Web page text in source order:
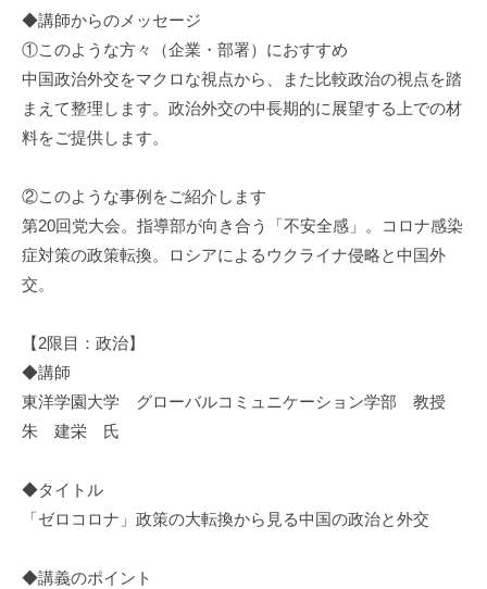
◆講師からのメッセージ
①このような方々（企業・部署）におすすめ
中国政治外交をマクロな視点から、また比較政治の視点を踏
まえて整理します。政治外交の中長期的に展望する上での材
料をご提供します。
②このような事例をご紹介します
第20回党大会。指導部が向き合う「不安全感」。コロナ感染
症対策の政策転換。ロシアによるウクライナ侵略と中国外
交。
【2限目：政治】
◆講師
東洋学園大学 グローバルコミュニケーション学部 教授
朱 建栄 氏
◆タイトル
「ゼロコロナ」政策の大転換から見る中国の政治と外交
◆講義のポイント